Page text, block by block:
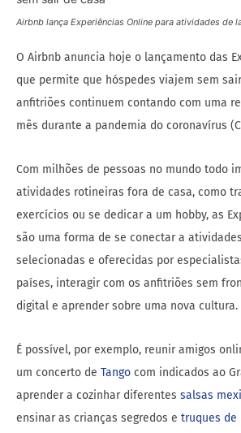
Airbnb lança Experiências Online para atividades de
O Airbnb anuncia hoje o lançamento das
que permite que hóspedes viajem sem
anfitriões continuem contando com uma
mês durante a pandemia do coronavírus
Com milhões de pessoas no mundo todo
atividades rotineiras fora de casa, como
exercícios ou se dedicar a um hobby, as
são uma forma de se conectar a
selecionadas e oferecidas por
países, interagir com os anfitriões sem
digital e aprender sobre uma nova cultura.
É possível, por exemplo, reunir amigos
um concerto de Tango com indicados ao
aprender a cozinhar diferentes salsas mexi
ensinar as crianças segredos e truques de